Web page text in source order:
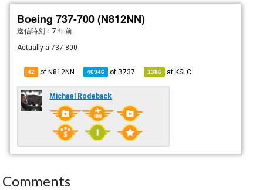
Boeing 737-700 (N812NN)
送信時刻：7 年前
Actually a 737-800
42 of N812NN 46946 ofB737 1386 atKSLC
Michael Rodeback
Comments